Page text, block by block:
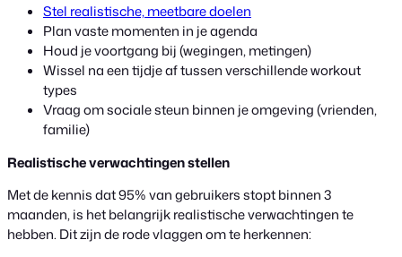
Stel realistische, meetbare doelen
Plan vaste momenten in je agenda
Houd je voortgang bij (wegingen, metingen)
Wissel na een tijdje af tussen verschillende workout
types
Vraag om sociale steun binnen je omgeving (vrienden,
familie)
Realistische verwachtingen stellen
Met de kennis dat 95% van gebruikers stopt binnen 3
maanden, is het belangrijk realistische verwachtingen te
hebben. Dit zijn de rode vlaggen om te herkennen: